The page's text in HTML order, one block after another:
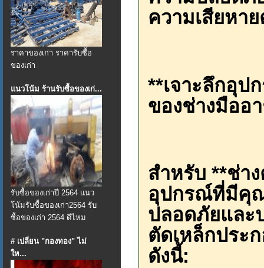
ราคาของเก่า ราคารับซื้อ
ของเก่า
แนวโน้ม ร้านรับซื้อของเก่...
รับซื้อของเก่าปี 2564 แนว
โน้มรับซื้อของเก่า2564 รับ
ซื้อของเก่า 2564 ดีไหม
# เปลี่ยน "กองทอง" ไม่
ให...
ความเสียหา
**เจาะลึกอุป
ของช่างมืออ
สำหรับ **ช่า
อุปกรณ์ที่มีคุ
ปลอดภัยและ
ตัดเหล็กประ
ดังนี้: